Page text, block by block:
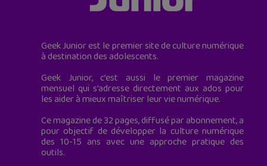
Geek Junior est le premier site de culture numérique
à destination des adolescents.
Geek Junior, c’est aussi le premier magazine
mensuel qui s’adresse directement aux ados pour
les aider à mieux maîtriser leur vie numérique.
Ce magazine de 32 pages, diffusé par abonnement, a
pour objectif de développer la culture numérique
des 10-15 ans avec une approche pratique des
outils.